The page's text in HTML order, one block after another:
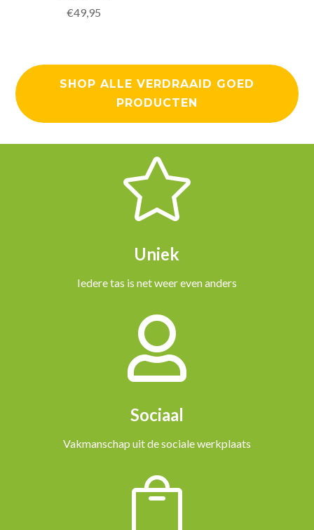
€49,95
SHOP ALLE VERDRAAID GOED
PRODUCTEN

Uniek
Iedere tas is net weer even anders

Sociaal
Vakmanschap uit de sociale werkplaats
